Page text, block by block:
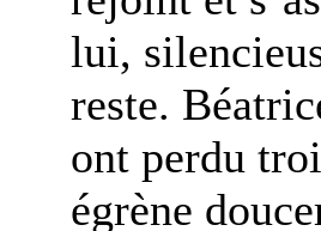
lui,
reste.
ont perdu
égrène